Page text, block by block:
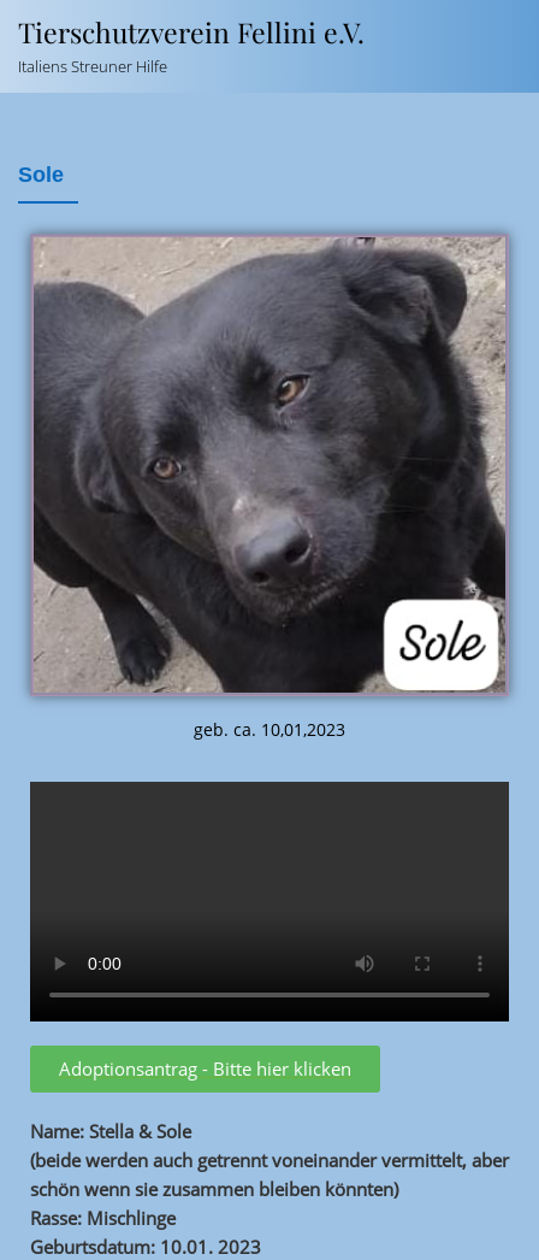
Tierschutzverein Fellini e.V.
Italiens Streuner Hilfe
Sole
geb. ca. 10,01,2023
Adoptionsantrag - Bitte hier klicken
Name: Stella & Sole
(beide werden auch getrennt voneinander vermittelt, aber
schön wenn sie zusammen bleiben könnten)
Rasse: Mischlinge
Geburtsdatum: 10.01. 2023